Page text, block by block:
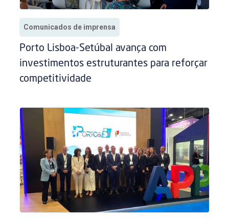
Comunicados de imprensa
Porto Lisboa-Setúbal avança com
investimentos estruturantes para reforçar
competitividade